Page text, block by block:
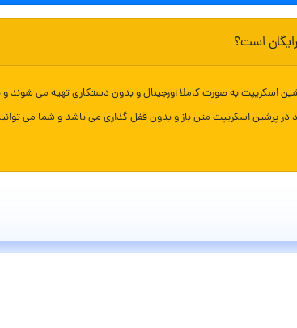
است؟
اسکریپت به صورت کاملا اورجینال و بدون دستکاری تهیه می شوند
پرشین اسکریپت متن باز و بدون قفل گذاری می باشد و شما می